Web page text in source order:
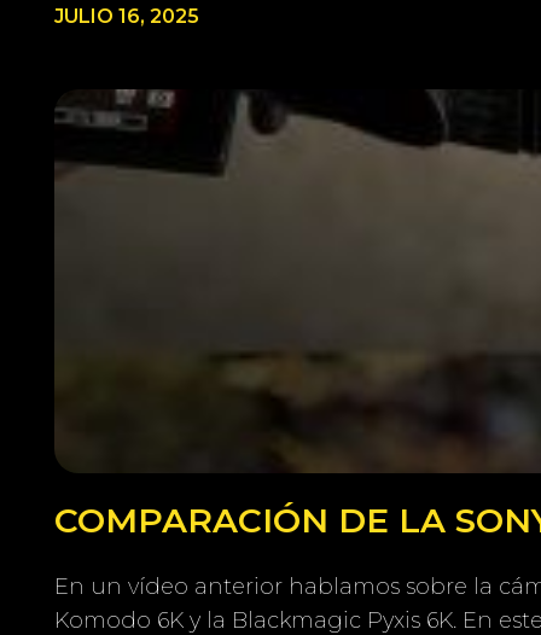
JULIO 16, 2025
COMPARACIÓN DE LA
En un vídeo anterior hablamos sobre la
Komodo 6K y la Blackmagic Pyxis 6K. En